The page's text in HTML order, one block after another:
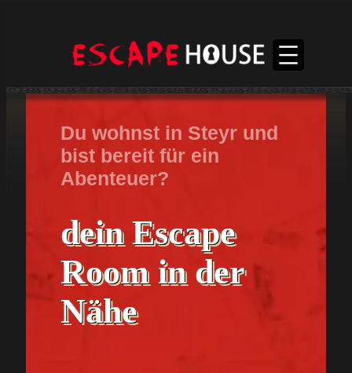
Du wohnst in Steyr und
bist bereit für ein
Abenteuer?
dein Escape
Room in der
Nähe